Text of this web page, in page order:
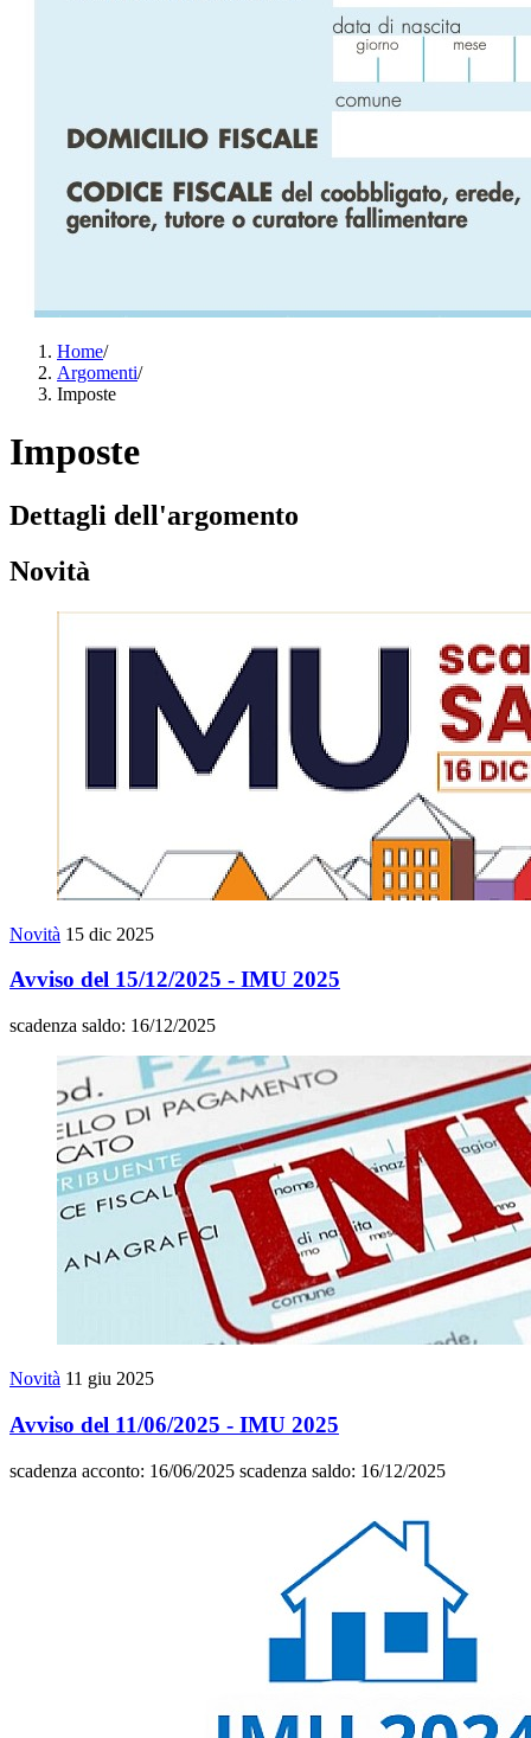
Home/
Argomenti/
Imposte
Imposte
Dettagli dell'argomento
Novità
Novità 15 dic 2025
Avviso del 15/12/2025 - IMU 2025
scadenza saldo: 16/12/2025
Novità 11 giu 2025
Avviso del 11/06/2025 - IMU 2025
scadenza acconto: 16/06/2025 scadenza saldo: 16/12/2025